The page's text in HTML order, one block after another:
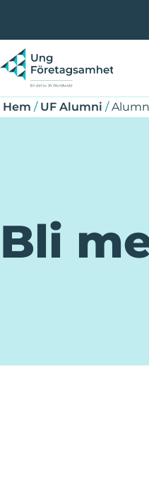
Hem / UF Alumni /
Bli